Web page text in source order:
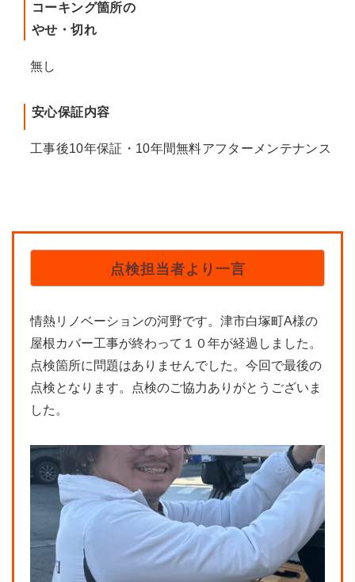
コーキング箇所の
やせ・切れ
無し
安心保証内容
工事後10年保証・10年間無料アフターメンテナンス
点検担当者より一言
情熱リノベーションの河野です。津市白塚町A様の
屋根カバー工事が終わって１０年が経過しました。
点検箇所に問題はありませんでした。今回で最後の
点検となります。点検のご協力ありがとうございま
した。